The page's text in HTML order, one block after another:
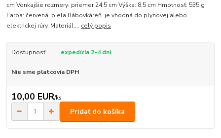
cm Vonkajšie rozmery: priemer 24,5 cm Výška: 8,5 cm Hmotnosť: 535 g
Farba: červená, biela Bábovkáreň je vhodná do plynovej alebo
elektrickej rúry. Materiál:... celý popis
Dostupnosť expedícia 2-4 dní
Nie sme platcovia DPH
10,00 EUR/ks
Pridať do košíka